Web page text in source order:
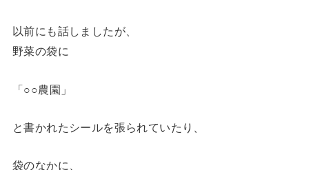
以前にも話しましたが、
野菜の袋に
「○○農園」
と書かれたシールを張られていたり、
袋のなかに、